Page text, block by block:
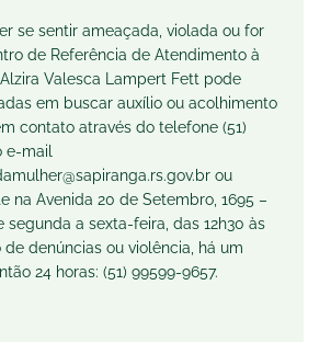
se sentir ameaçada, violada ou for
de Referência de Atendimento à
Alzira Valesca Lampert Fett pode
em buscar auxílio ou acolhimento
contato através do telefone (51)
e-mail
ou
na Avenida 20 de Setembro, 1695 –
segunda a sexta-feira, das 12h30 às
de denúncias ou violência, há um
24 horas: (51) 99599-9657.